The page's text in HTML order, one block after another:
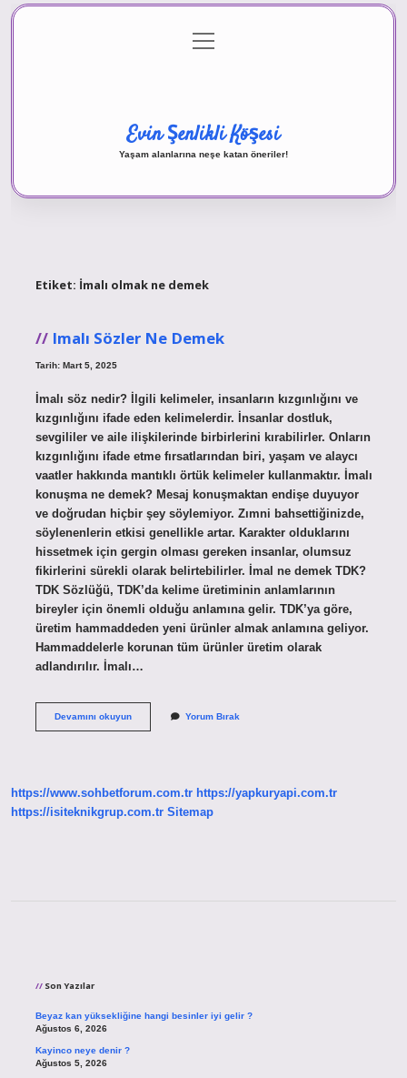
Gizlilik Politikası
menüyü
aç
Evin Şenlikli Köşesi
Yaşam alanlarına neşe katan öneriler!
Etiket: İmalı olmak ne demek
Imalı Sözler Ne Demek
Tarih: Mart 5, 2025
İmalı söz nedir? İlgili kelimeler, insanların kızgınlığını ve
kızgınlığını ifade eden kelimelerdir. İnsanlar dostluk,
sevgililer ve aile ilişkilerinde birbirlerini kırabilirler. Onların
kızgınlığını ifade etme fırsatlarından biri, yaşam ve alaycı
vaatler hakkında mantıklı örtük kelimeler kullanmaktır. İmalı
konuşma ne demek? Mesaj konuşmaktan endişe duyuyor
ve doğrudan hiçbir şey söylemiyor. Zımni bahsettiğinizde,
söylenenlerin etkisi genellikle artar. Karakter olduklarını
hissetmek için gergin olması gereken insanlar, olumsuz
fikirlerini sürekli olarak belirtebilirler. İmal ne demek TDK?
TDK Sözlüğü, TDK’da kelime üretiminin anlamlarının
bireyler için önemli olduğu anlamına gelir. TDK’ya göre,
üretim hammaddeden yeni ürünler almak anlamına geliyor.
Hammaddelerle korunan tüm ürünler üretim olarak
adlandırılır. İmalı…
Devamını okuyunImalı
Yorum Bırak
https://www.sohbetforum.com.tr https://yapkuryapi.com.tr
https://isiteknikgrup.com.tr Sitemap
Son Yazılar
Beyaz kan yüksekliğine hangi besinler iyi gelir ?
Ağustos 6, 2026
Kayinco neye denir ?
Ağustos 5, 2026